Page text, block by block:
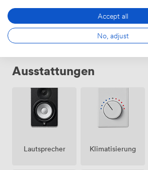
Von560/Tag
Ausstattungen
Lautsprecher Klimatisierung
Accept all
No, adjust